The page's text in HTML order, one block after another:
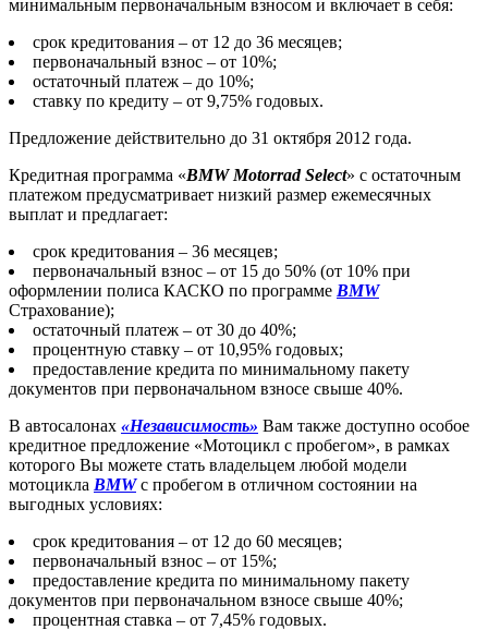
минимальным первоначальным взносом и включает в себя:
срок кредитования – от 12 до 36 месяцев;
первоначальный взнос – от 10%;
остаточный платеж – до 10%;
ставку по кредиту – от 9,75% годовых.
Предложение действительно до 31 октября 2012 года.
Кредитная программа «BMW Motorrad Select» с остаточным
платежом предусматривает низкий размер ежемесячных
выплат и предлагает:
срок кредитования – 36 месяцев;
первоначальный взнос – от 15 до 50% (от 10% при
оформлении полиса КАСКО по программе BMW
Страхование);
остаточный платеж – от 30 до 40%;
процентную ставку – от 10,95% годовых;
предоставление кредита по минимальному пакету
документов при первоначальном взносе свыше 40%.
В автосалонах «Независимость» Вам также доступно особое
кредитное предложение «Мотоцикл с пробегом», в рамках
которого Вы можете стать владельцем любой модели
мотоцикла BMWс пробегом в отличном состоянии на
выгодных условиях:
срок кредитования – от 12 до 60 месяцев;
первоначальный взнос – от 15%;
предоставление кредита по минимальному пакету
документов при первоначальном взносе свыше 40%;
процентная ставка – от 7,45% годовых.